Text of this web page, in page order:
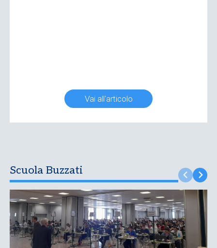
Vai all'articolo
Scuola Buzzati